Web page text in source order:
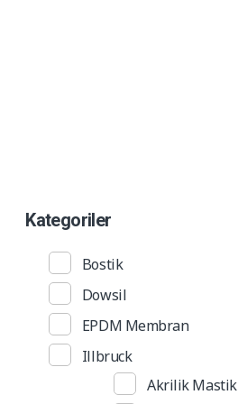
Kategoriler
Bostik
Dowsil
EPDM Membran
Illbruck
Akrilik Mastik